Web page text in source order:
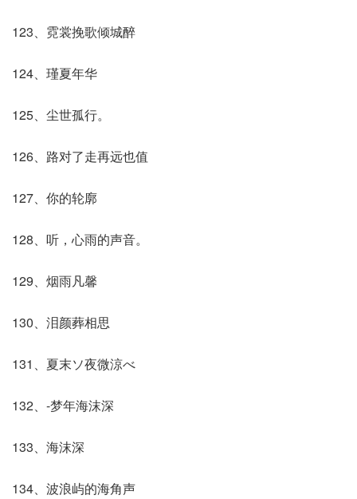
123、霓裳挽歌倾城醉
124、瑾夏年华
125、尘世孤行。
126、路对了走再远也值
127、你的轮廓
128、听，心雨的声音。
129、烟雨凡馨
130、泪颜葬相思
131、夏末ソ夜微涼べ
132、-梦年海沫深
133、海沫深
134、波浪屿的海角声